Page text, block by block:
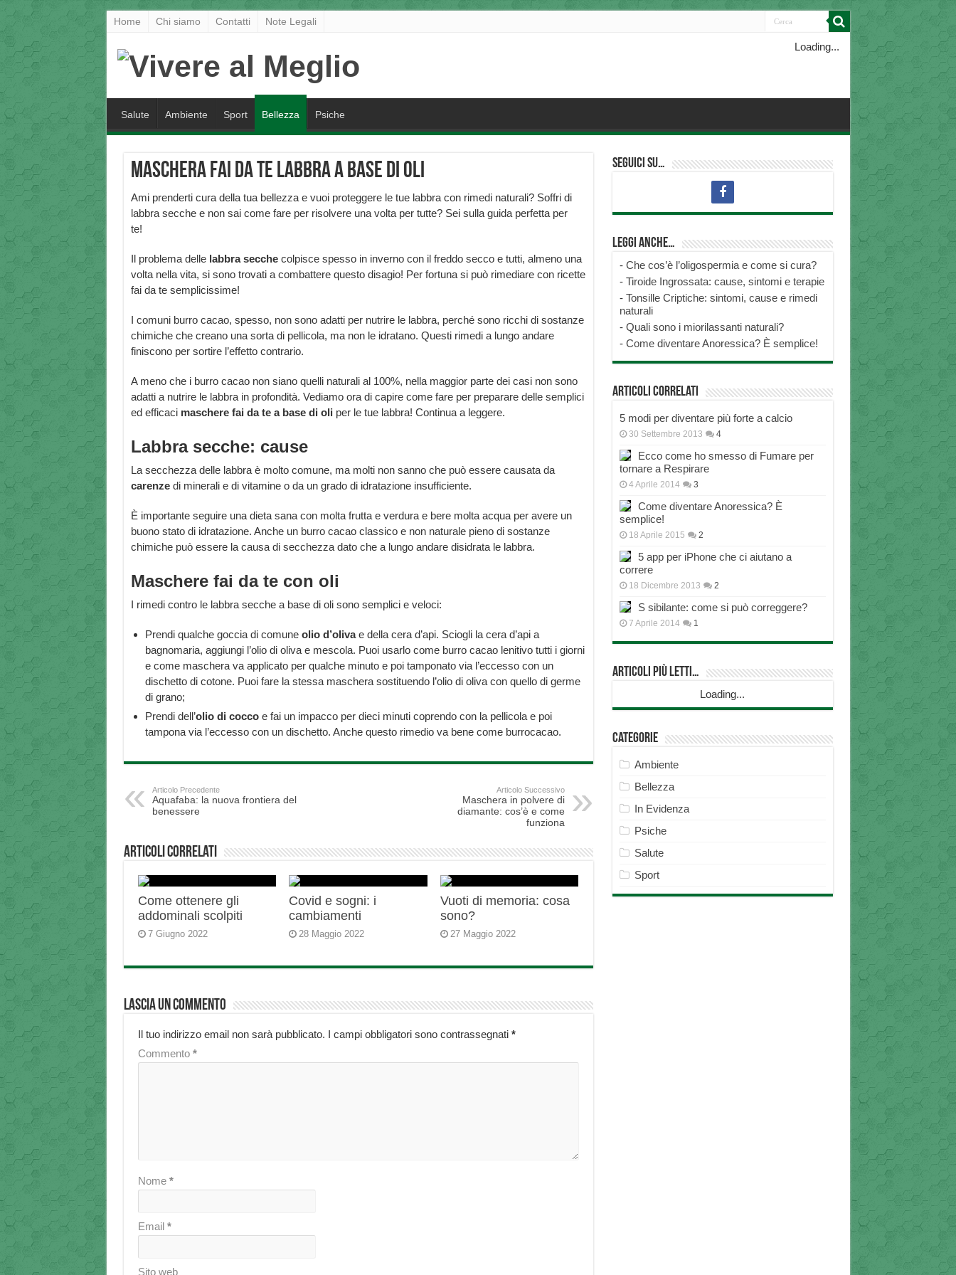
Home Chi siamo Contatti Note Legali
Loading...
Salute Ambiente Sport Bellezza Psiche
Maschera fai da te labbra a base di oli
Ami prenderti cura della tua bellezza e vuoi proteggere le tue labbra con rimedi naturali? Soffri di
labbra secche e non sai come fare per risolvere una volta per tutte? Sei sulla guida perfetta per
te!
Il problema delle labbra secchecolpisce spesso in inverno con il freddo secco e tutti, almeno una
volta nella vita, si sono trovati a combattere questo disagio! Per fortuna si può rimediare con ricette
fai da te semplicissime!
I comuni burro cacao, spesso, non sono adatti per nutrire le labbra, perché sono ricchi di sostanze
chimiche che creano una sorta di pellicola, ma non le idratano. Questi rimedi a lungo andare
finiscono per sortire l’effetto contrario.
A meno che i burro cacao non siano quelli naturali al 100%, nella maggior parte dei casi non sono
adatti a nutrire le labbra in profondità. Vediamo ora di capire come fare per preparare delle semplici
ed efficaci maschere fai da te a base di oli per le tue labbra! Continua a leggere.
Labbra secche: cause
La secchezza delle labbra è molto comune, ma molti non sanno che può essere causata da
carenzedi minerali e di vitamine o da un grado di idratazione insufficiente.
È importante seguire una dieta sana con molta frutta e verdura e bere molta acqua per avere un
buono stato di idratazione. Anche un burro cacao classico e non naturale pieno di sostanze
chimiche può essere la causa di secchezza dato che a lungo andare disidrata le labbra.
Maschere fai da te con oli
I rimedi contro le labbra secche a base di oli sono semplici e veloci:
Prendi qualche goccia di comune olio d’olivae della cera d’api. Sciogli la cera d’api a
bagnomaria, aggiungi l’olio di oliva e mescola. Puoi usarlo come burro cacao lenitivo tutti i giorni
e come maschera va applicato per qualche minuto e poi tamponato via l’eccesso con un
dischetto di cotone. Puoi fare la stessa maschera sostituendo l’olio di oliva con quello di germe
di grano;
Prendi dell’olio di coccoe fai un impacco per dieci minuti coprendo con la pellicola e poi
tampona via l’eccesso con un dischetto. Anche questo rimedio va bene come burrocacao.
Articolo Precedente
Aquafaba: la nuova frontiera del
benessere
Articolo Successivo
Maschera in polvere di
diamante: cos’è e come
funziona
Articoli correlati
Come ottenere gli
addominali scolpiti
7 Giugno 2022
Covid e sogni: i
cambiamenti
28 Maggio 2022
Vuoti di memoria: cosa
sono?
27 Maggio 2022
Lascia un commento
Il tuo indirizzo email non sarà pubblicato. I campi obbligatori sono contrassegnati *
Commento *
Nome *
Email *
Sito web
Seguici su…
Leggi anche…
- Che cos’è l’oligospermia e come si cura?
- Tiroide Ingrossata: cause, sintomi e terapie
- Tonsille Criptiche: sintomi, cause e rimedi
naturali
- Quali sono i miorilassanti naturali?
- Come diventare Anoressica? È semplice!
Articoli correlati
5 modi per diventare più forte a calcio
30 Settembre 2013 4
Ecco come ho smesso di Fumare per
tornare a Respirare
4 Aprile 2014 3
Come diventare Anoressica? È
semplice!
18 Aprile 2015 2
5 app per iPhone che ci aiutano a
correre
18 Dicembre 2013 2
S sibilante: come si può correggere?
7 Aprile 2014 1
Articoli più Letti…
Loading...
Categorie
Ambiente
Bellezza
In Evidenza
Psiche
Salute
Sport